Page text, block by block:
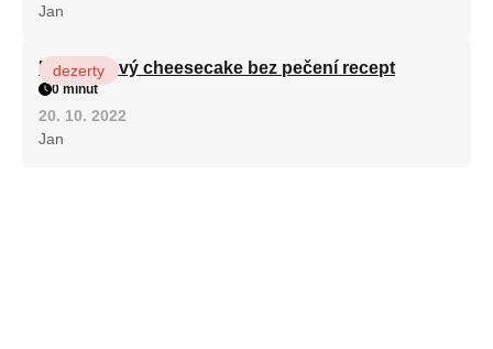
Jan
Karamelový cheesecake bez pečení recept
dezerty
0 minut
20. 10. 2022
Jan